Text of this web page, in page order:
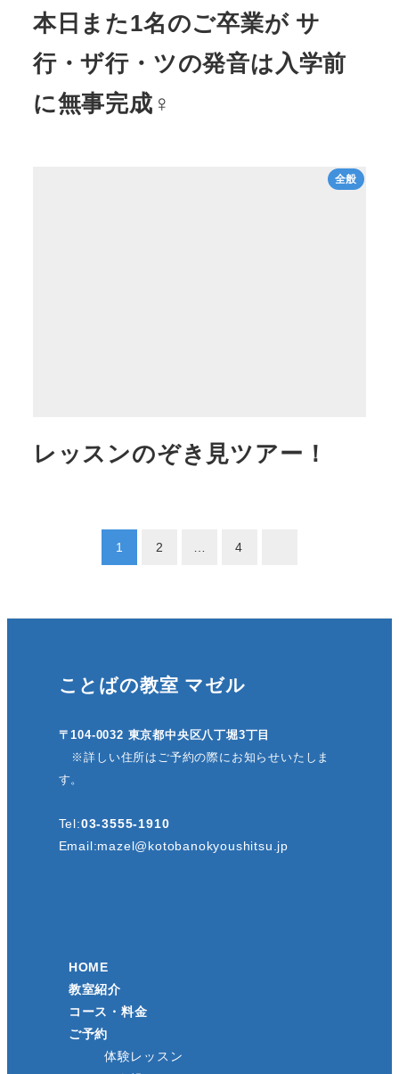
本日また1名のご卒業が サ
行・ザ行・ツの発音は入学前
に無事完成♀
全般
レッスンのぞき見ツアー！
投
の
ー
ジ
1 2 … 4
ことばの教室 マゼル
〒104-0032 東京都中央区八丁堀3丁目
※詳しい住所はご予約の際にお知らせいたしま
す。
Tel:03-3555-1910
Email:mazel@kotobanokyoushitsu.jp
HOME
教室紹介
コース・料金
ご予約
体験レッスン